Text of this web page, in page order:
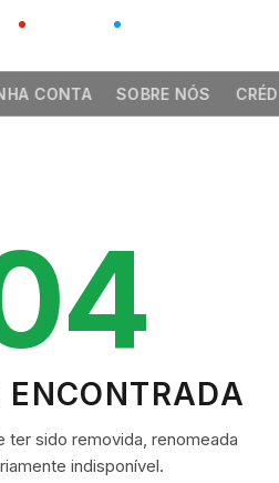
CHINA
CONTA SOBRE NÓS
ter sido removida, renomeada
indisponível.